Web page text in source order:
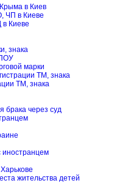
в Киев
ЧП в Киеве
Киеве
знака
марки
ТМ, знака
ТМ, знака
брака через суд
иностранцем
жительства детей